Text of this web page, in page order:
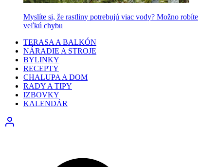
Myslíte si, že rastliny potrebujú viac vody? Možno robíte
veľkú chybu
TERASA A BALKÓN
NÁRADIE A STROJE
BYLINKY
RECEPTY
CHALUPA A DOM
RADY A TIPY
IZBOVKY
KALENDÁR